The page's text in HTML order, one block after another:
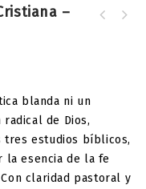
–
blanda ni un
de Dios,
tres estudios bíblicos,
la esencia de la fe
claridad pastoral y